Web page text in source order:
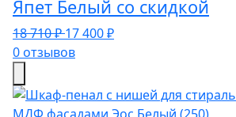
Япет Белый со скидкой
18 710 ₽17 400 ₽
0 отзывов